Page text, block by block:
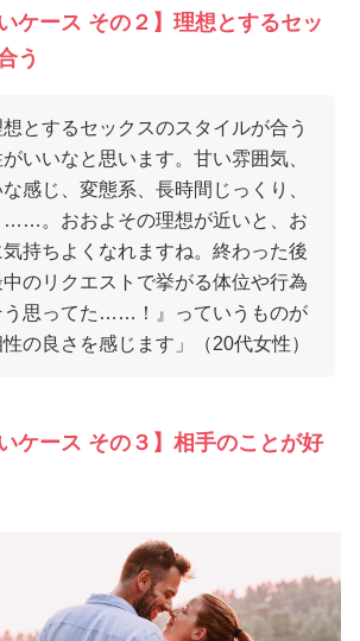
ケース その２】理想とするセッ
う
想とするセックスのスタイルが合う
いいなと思います。甘い雰囲気、
感じ、変態系、長時間じっくり、
……。おおよその理想が近いと、お
持ちよくなれますね。終わった後
のリクエストで挙がる体位や行為
う思ってた……！』っていうものが
の良さを感じます」（20代女性）
ケース その３】相手のことが好